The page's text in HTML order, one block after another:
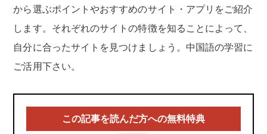
から選ぶポイントやおすすめのサイト・アプリをご紹介
します。それぞれのサイトの特徴を知ることによって、
自分に合ったサイトを見つけましょう。中国語の学習に
ご活用下さい。
この記事を読んだ方への無料特典